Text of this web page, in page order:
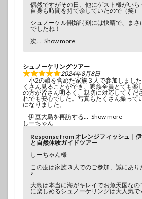
偶然ですがその日、他にゲスト様がい
自身も時間を持て余していたので（笑）
シュノーケル開始時刻には快晴で、ま
でしたね！
次
Show more
シュノーケリングツアー
2024年8月8日
小2の娘を含めた家族３人で参加しまし
くさん見ることができ、家族全員とても楽
の方が皆さん明るく、親切に対応してくだ
れでも安心でした。写真もたくさん撮って
になりました。
伊豆大島を再訪する
Show more
しーちゃん
Response from オレンジフィッシュ｜
と自然体験ガイドツアー
しーちゃん様
この度は家族３人でのご参加、誠にあ
♪
大島は本当に海がキレイでお魚天国な
に楽しめるシュノーケリングは大人気で